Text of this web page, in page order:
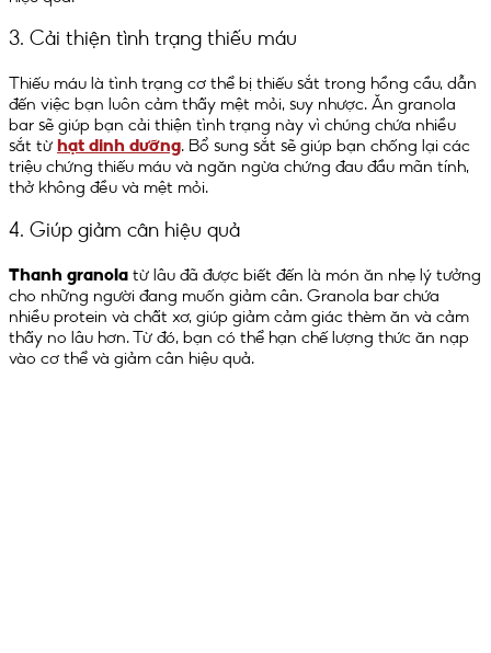
3. Cải thiện tình trạng thiếu máu
Thiếu máu là tình trạng cơ thể bị thiếu sắt trong hồng cầu, dẫn
đến việc bạn luôn cảm thấy mệt mỏi, suy nhược. Ăn granola
bar sẽ giúp bạn cải thiện tình trạng này vì chúng chứa nhiều
sắt từ hạt dinh dưỡng . Bổ sung sắt sẽ giúp bạn chống lại các
triệu chứng thiếu máu và ngăn ngừa chứng đau đầu mãn tính,
thở không đều và mệt mỏi.
4. Giúp giảm cân hiệu quả
Thanh granola từ lâu đã được biết đến là món ăn nhẹ lý tưởng
cho những người đang muốn giảm cân. Granola bar chứa
nhiều protein và chất xơ, giúp giảm cảm giác thèm ăn và cảm
thấy no lâu hơn. Từ đó, bạn có thể hạn chế lượng thức ăn nạp
vào cơ thể và giảm cân hiệu quả.